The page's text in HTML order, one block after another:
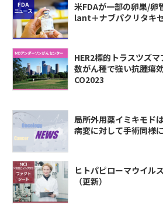
米FDAが一部の卵巣/
lant＋ナブパクリタキ
HER2標的トラスツズ
数がん種で強い抗腫瘍
CO2023
局所外用薬イミキモド
病変に対して手術同様
ヒトパピローマウイル
（更新）